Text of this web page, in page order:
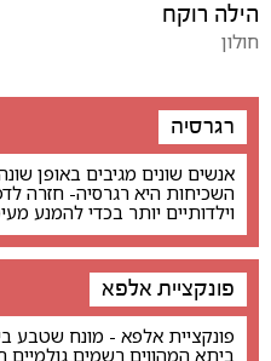
הילה רוקח
חולון
רגרסיה
אנשים שונים מגיבים באופן
השכיחות היא רגרסיה- חזרה
וילדותיים יותר בכדי להמנע
פונקציית אלפא
פונקציית אלפא - מונח שטבע
ביתא המהווים רשמים